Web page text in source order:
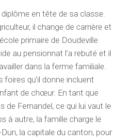
en tête de sa classe.
il change de carrière et
primaire de Doudeville
au pensionnat l’a rebuté et il
dans la ferme familiale.
qu’il donne incluent
de chœur. En tant que
Fernandel, ce qui lui vaut le
à autre, la famille charge le
la capitale du canton, pour